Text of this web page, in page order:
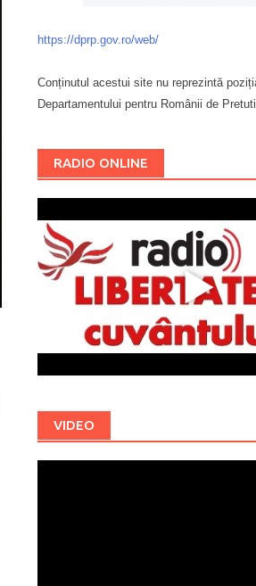
https://dprp.gov.ro/web/
Conținutul acestui site nu reprezintă
Departamentului pentru Românii de
RADIO ONLINE
VIDEO